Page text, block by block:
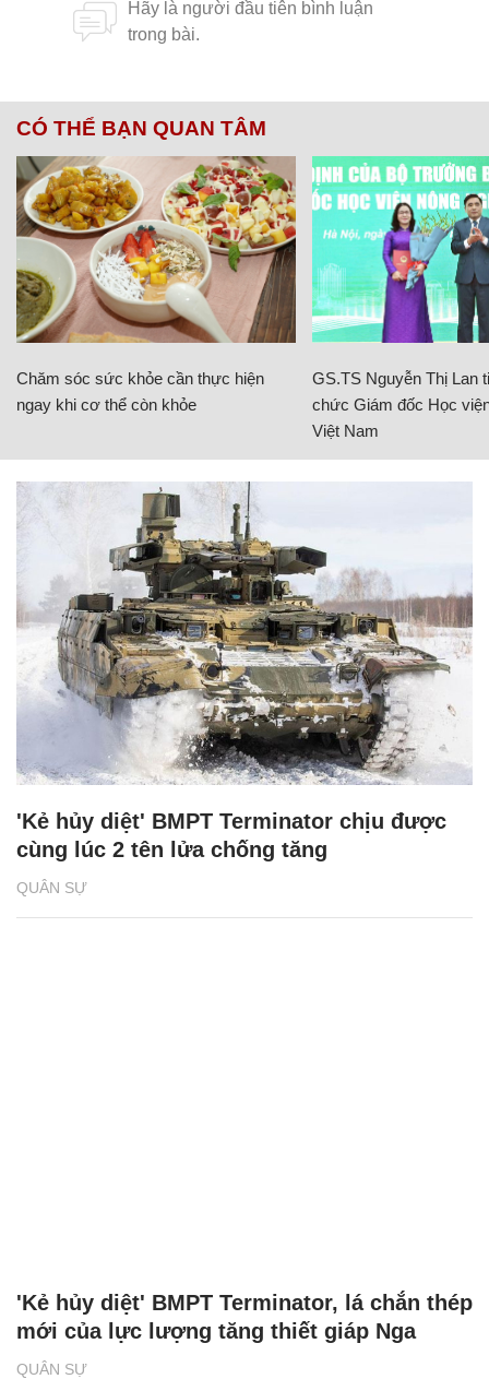
CÓ THỂ BẠN QUAN TÂM
Chăm sóc sức khỏe cần thực hiện
ngay khi cơ thể còn khỏe
GS.TS Nguyễn Thị Lan
chức Giám đốc Học
Việt Nam
QUÂN SỰ
'Kẻ hủy diệt' BMPT Terminator chịu được
cùng lúc 2 tên lửa chống tăng
QUÂN SỰ
'Kẻ hủy diệt' BMPT Terminator, lá chắn thép
mới của lực lượng tăng thiết giáp Nga